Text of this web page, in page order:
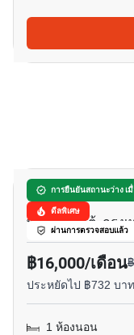
การยืนยันสถานะว่าง เ
ดีลพิเศษ
ผ่านการตรวจสอบแล้ว
พันดาว เพลส
พระโขนงใต้, กรุงเ
฿16,000/เดือน
ประหยัดไป ฿732 บา
1 ห้องนอน